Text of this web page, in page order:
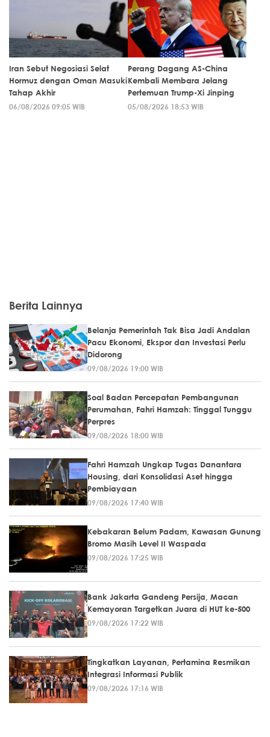
Iran Sebut Negosiasi Selat
Hormuz dengan Oman Masuki
Tahap Akhir
06/08/2026 09:05 WIB
Perang Dagang AS-China
Kembali Membara Jelang
Pertemuan Trump-Xi Jinping
05/08/2026 18:53 WIB
Berita Lainnya
Belanja Pemerintah Tak Bisa Jadi Andalan
Pacu Ekonomi, Ekspor dan Investasi Perlu
Didorong
09/08/2026 19:00 WIB
Soal Badan Percepatan Pembangunan
Perumahan, Fahri Hamzah: Tinggal Tunggu
Perpres
09/08/2026 18:00 WIB
Fahri Hamzah Ungkap Tugas Danantara
Housing, dari Konsolidasi Aset hingga
Pembiayaan
09/08/2026 17:40 WIB
Kebakaran Belum Padam, Kawasan Gunung
Bromo Masih Level II Waspada
09/08/2026 17:25 WIB
Bank Jakarta Gandeng Persija, Macan
Kemayoran Targetkan Juara di HUT ke-500
09/08/2026 17:22 WIB
Tingkatkan Layanan, Pertamina Resmikan
Integrasi Informasi Publik
09/08/2026 17:16 WIB